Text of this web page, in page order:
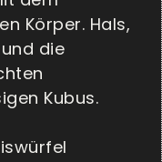
Körper. Hals,
die
Kubus.